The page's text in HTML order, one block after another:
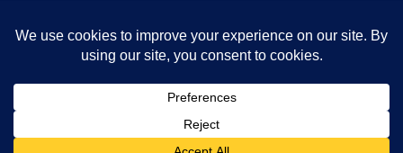
FOLLOW ME!
2026 CopyrightSanita Styling.Blossom Chic - Développé
Nous utilisons des cookies pour vous garantir la meilleure
expérience sur notre site. Si vous continuez à utiliser ce
dernier, nous considérerons que vous acceptez l'utilisation des
cookies.
OK